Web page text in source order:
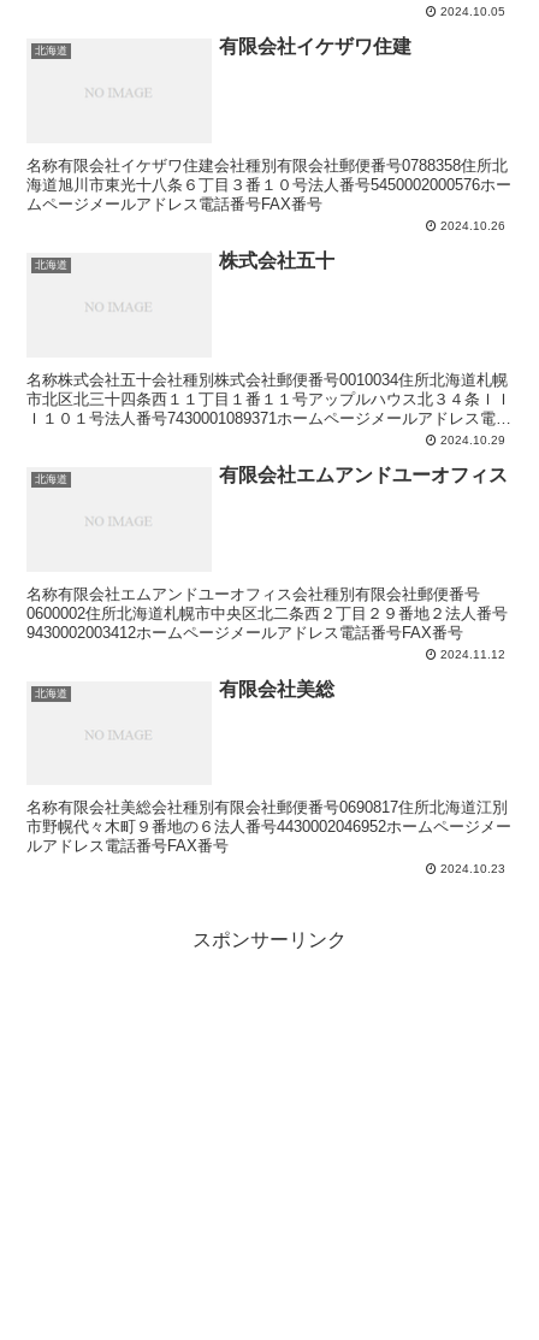
2024.10.05
北海道 有限会社イケザワ住建
名称有限会社イケザワ住建会社種別有限会社郵便番号0788358住所北
海道旭川市東光十八条６丁目３番１０号法人番号5450002000576ホー
ムページメールアドレス電話番号FAX番号
2024.10.26
北海道 株式会社五十
名称株式会社五十会社種別株式会社郵便番号0010034住所北海道札幌
市北区北三十四条西１１丁目１番１１号アップルハウス北３４条ＩＩ
Ｉ１０１号法人番号7430001089371ホームページメールアドレス電話
2024.10.29
北海道 有限会社エムアンドユーオフィス
名称有限会社エムアンドユーオフィス会社種別有限会社郵便番号
0600002住所北海道札幌市中央区北二条西２丁目２９番地２法人番号
9430002003412ホームページメールアドレス電話番号FAX番号
2024.11.12
北海道 有限会社美総
名称有限会社美総会社種別有限会社郵便番号0690817住所北海道江別
市野幌代々木町９番地の６法人番号4430002046952ホームページメー
ルアドレス電話番号FAX番号
2024.10.23
スポンサーリンク